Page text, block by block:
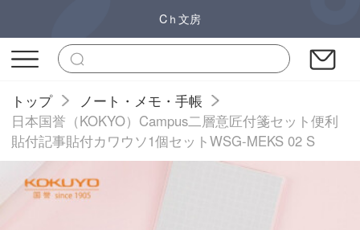
Cｈ文房
トップ
ノート・メモ・手帳
日本国誉（KOKYO）Campus二層意匠付箋セット便利
貼付記事貼付カワウソ1個セットWSG-MEKS 02 S